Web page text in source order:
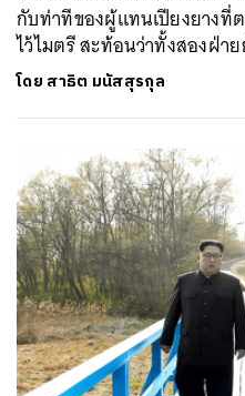
กับท่าทีของผู้แทนเปียงยางที่
ไว้ไมตรี สะท้อนว่าทั้งสองฝ่า
โดย สาธิต มนัสสุรกุล